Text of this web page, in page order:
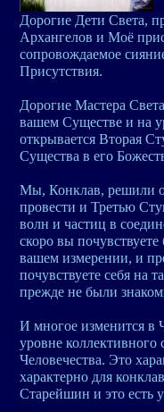
Дорогие Дети Света,
Архангелов и Моё
сопровождаемое
Присутствия.
Дорогие Мастера
вашем Существе и на
открывается Вторая
Существа в его
Мы, Конклав, решили
провести и Третью
волн и частиц в
скоро вы
вашем измерении, и
почувствуете себя на
прежде не были
И многое изменится в
уровне
Человечества. Это
характерно для
Старейшин и это есть